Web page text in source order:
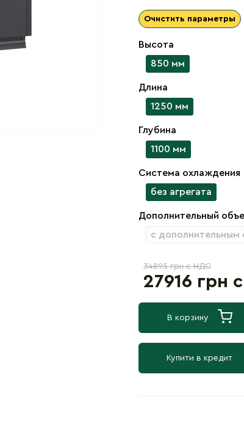
Очистить параметры
Высота
850 мм
Длина
1250 мм
Глубина
1100 мм
Система охлаждения
без агрегата
Дополнительный
с дополнительным
34895 грн с НДС
27916 грн
В корзину
Купити в кредит